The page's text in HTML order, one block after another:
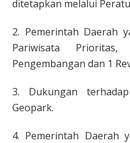
ditetapkan melalui
2. Pemerintah Daerah
Pariwisata
Pengembangan dan 1
3. Dukungan
Geopark.
4. Pemerintah Daerah